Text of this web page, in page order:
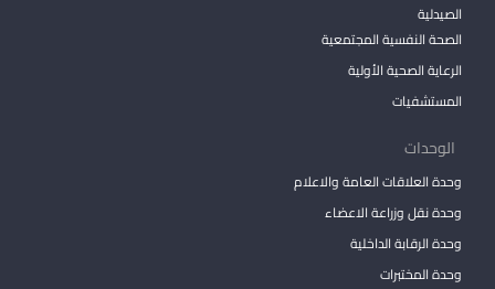
الصيدلية
الصحة النفسية المجتمعية
الرعاية الصحية الأولية
المستشفيات
الوحدات
وحدة العلاقات العامة والاعلام
وحدة نقل وزراعة الاعضاء
وحدة الرقابة الداخلية
وحدة المختبرات